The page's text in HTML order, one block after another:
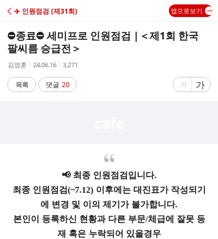
C
A
✈️ 인원점검 (제31회) 앱으로보기
⛔종료⛔ 세미프로 인원점검 |＜제1회 한국
팔씨름 승급전＞
작
자
김영훈
작
시
간
24.06.16
조
수
3,271
목록 댓글 20
글
가
글
자
가
📢 최종 인원점검입니다.
최종 인원점검(~7.12) 이후에는 대진표가 작성되기
에 변경 및 이의 제기가 불가합니다.
본인이 등록하신 현황과 다른 부문/체급에 잘못 등
재 혹은 누락되어 있을경우